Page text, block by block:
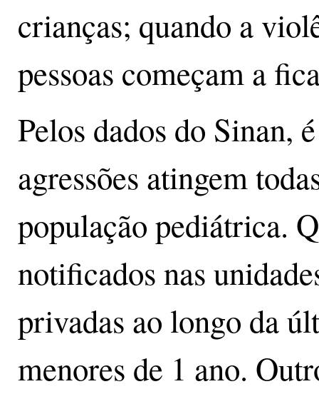
crianças; quando a
pessoas começam a
Pelos dados do Sinan,
agressões atingem
população pediátrica.
notificados nas
privadas ao longo da
menores de 1 ano.